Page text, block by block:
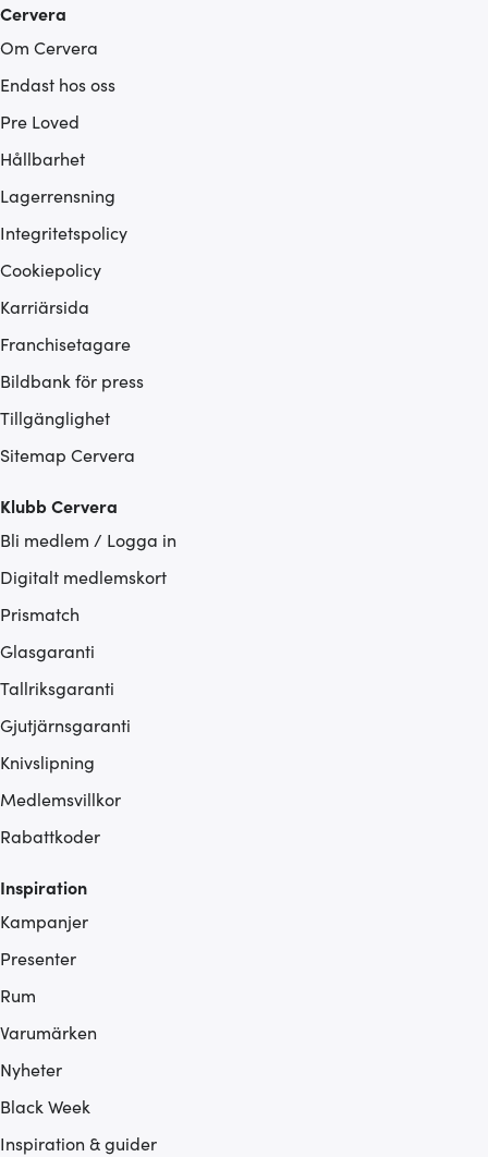
Cervera
Om Cervera
Endast hos oss
Pre Loved
Hållbarhet
Lagerrensning
Integritetspolicy
Cookiepolicy
Karriärsida
Franchisetagare
Bildbank för press
Tillgänglighet
Sitemap Cervera
Klubb Cervera
Bli medlem / Logga in
Digitalt medlemskort
Prismatch
Glasgaranti
Tallriksgaranti
Gjutjärnsgaranti
Knivslipning
Medlemsvillkor
Rabattkoder
Inspiration
Kampanjer
Presenter
Rum
Varumärken
Nyheter
Black Week
Inspiration & guider